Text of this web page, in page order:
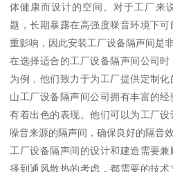
体健康而设计的空间。对于工厂来
题，长期暴露在高强度噪音环境下
重影响，因此安装工厂设备隔声间是
在选择适合的工厂设备隔声间公司
为例，他们致力于为工厂提供定制
山工厂设备隔声间公司拥有丰富的
有着出色的表现。他们可以为工厂
噪音来源的隔声间，确保良好的隔音效
工厂设备隔声间的设计和建造需要
择到通风散热的考虑，都需要的技